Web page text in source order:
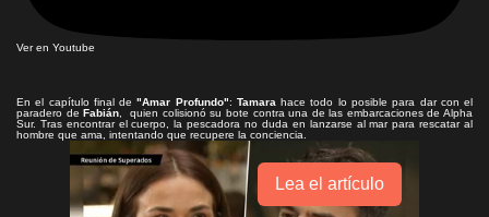
Ver en Youtube
En el capítulo final de "Amar Profundo": Tamarahace todo lo posible para dar con el
paradero de Fabián , quien colisionó su bote contra una de las embarcaciones de Alpha
Sur. Tras encontrar el cuerpo, la pescadora no duda en lanzarse al mar para rescatar al
hombre que ama, intentando que recupere la conciencia.
Lea el artículo